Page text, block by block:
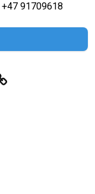
91709618